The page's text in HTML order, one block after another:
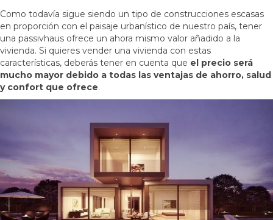
Como todavía sigue siendo un tipo de construcciones escasas
en proporción con el paisaje urbanístico de nuestro país, tener
una passivhaus ofrece un ahora mismo valor añadido a la
vivienda. Si quieres vender una vivienda con estas
características, deberás tener en cuenta que el precio será
mucho mayor debido a todas las ventajas de ahorro, salud
y confort que ofrece.